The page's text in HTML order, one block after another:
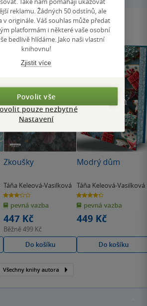
Zkoušky
Táňa Keleová-Vasilková
3.3
z
5
hvězdiček
pevná vazba
447 Kč
Běžně499 Kč
Do košíku
Modrý dům
Táňa Keleová-Vasilková
4.3
z
5
hvězdiček
pevná vazba
449 Kč
Do košíku
Všechny knihy autora
reklamu. Žádných 50 odstínů, ale
v originále. Váš souhlas může předat
platformám i některé vaše osobní
bedlivě hlídáme. Jako naši vlastní
knihovnu!
Zjistit více
Povolit vše
pouze nezbytné
Nastavení